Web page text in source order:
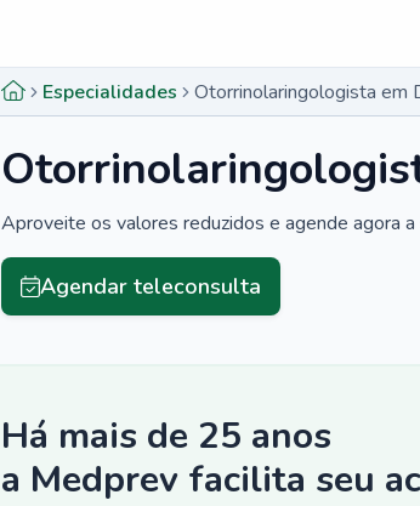
Especialidades Otorrinolaringologista em
Aproveite os valores reduzidos e agende agora a
Agendar teleconsulta
Há mais de 25 anos
a Medprev facilita seu